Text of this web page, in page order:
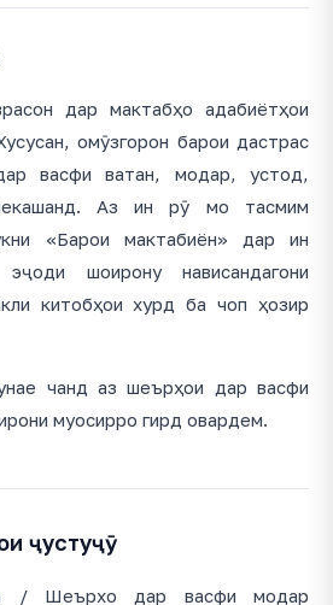
дар мактабҳо адабиётҳои
омӯзгорон барои дастрас
васфи ватан, модар, устод,
Аз ин рӯ мо тасмим
«Барои мактабиён» дар ин
шоирону нависандагони
китобҳои хурд ба чоп ҳозир
чанд аз шеърҳои дар васфи
муосирро гирд овардем.
ҷустуҷӯ
/ Шеърхо дар васфи модар